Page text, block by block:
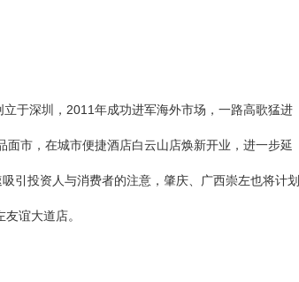
于深圳，2011年成功进军海外市场，一路高歌猛进
市，在城市便捷酒店白云山店焕新开业，进一步延
引投资人与消费者的注意，肇庆、广西崇左也将计划
谊大道店。